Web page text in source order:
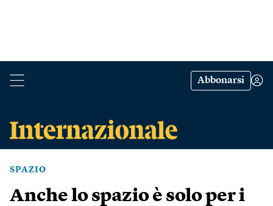
Abbonarsi
SPAZIO
Anche lo spazio è solo per i